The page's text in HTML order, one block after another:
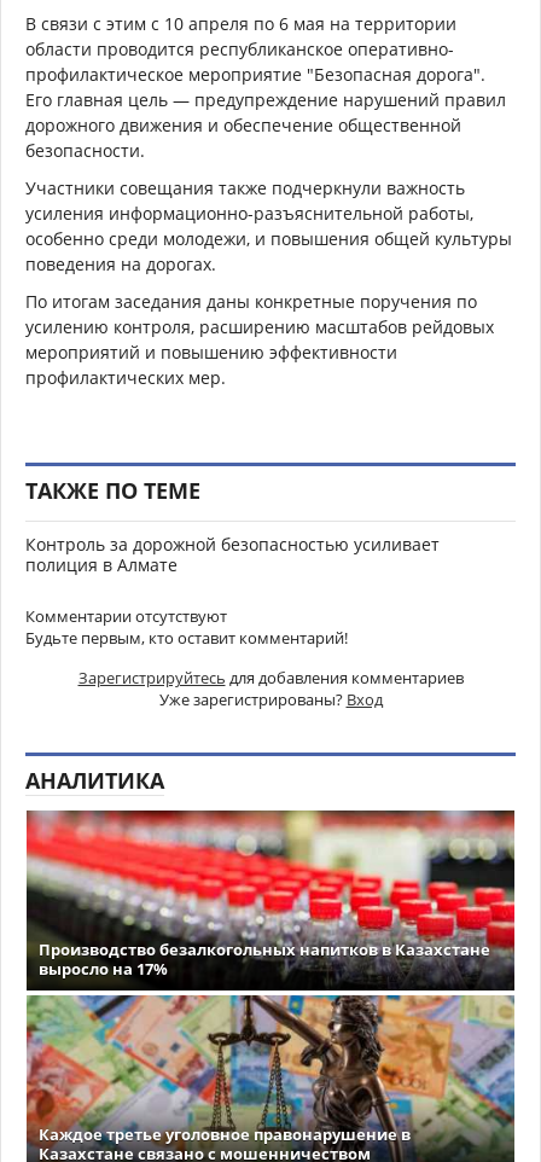
В связи с этим с 10 апреля по 6 мая на территории
области проводится республиканское оперативно-
профилактическое мероприятие "Безопасная дорога".
Его главная цель — предупреждение нарушений правил
дорожного движения и обеспечение общественной
безопасности.
Участники совещания также подчеркнули важность
усиления информационно-разъяснительной работы,
особенно среди молодежи, и повышения общей культуры
поведения на дорогах.
По итогам заседания даны конкретные поручения по
усилению контроля, расширению масштабов рейдовых
мероприятий и повышению эффективности
профилактических мер.
ТАКЖЕ ПО ТЕМЕ
Контроль за дорожной безопасностью усиливает
полиция в Алмате
Комментарии отсутствуют
Будьте первым, кто оставит комментарий!
Зарегистрируйтесь для добавления комментариев
Уже зарегистрированы? Вход
АНАЛИТИКА
Производство безалкогольных напитков в Казахстане
выросло на 17%
Каждое третье уголовное правонарушение в
Казахстане связано с мошенничеством